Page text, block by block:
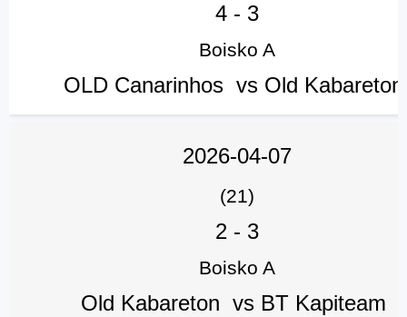
4- 3
Boisko A
OLD Canarinhos vs Old
2026-04-07
(21)
2- 3
Boisko A
Old Kabareton vs BT Kapiteam